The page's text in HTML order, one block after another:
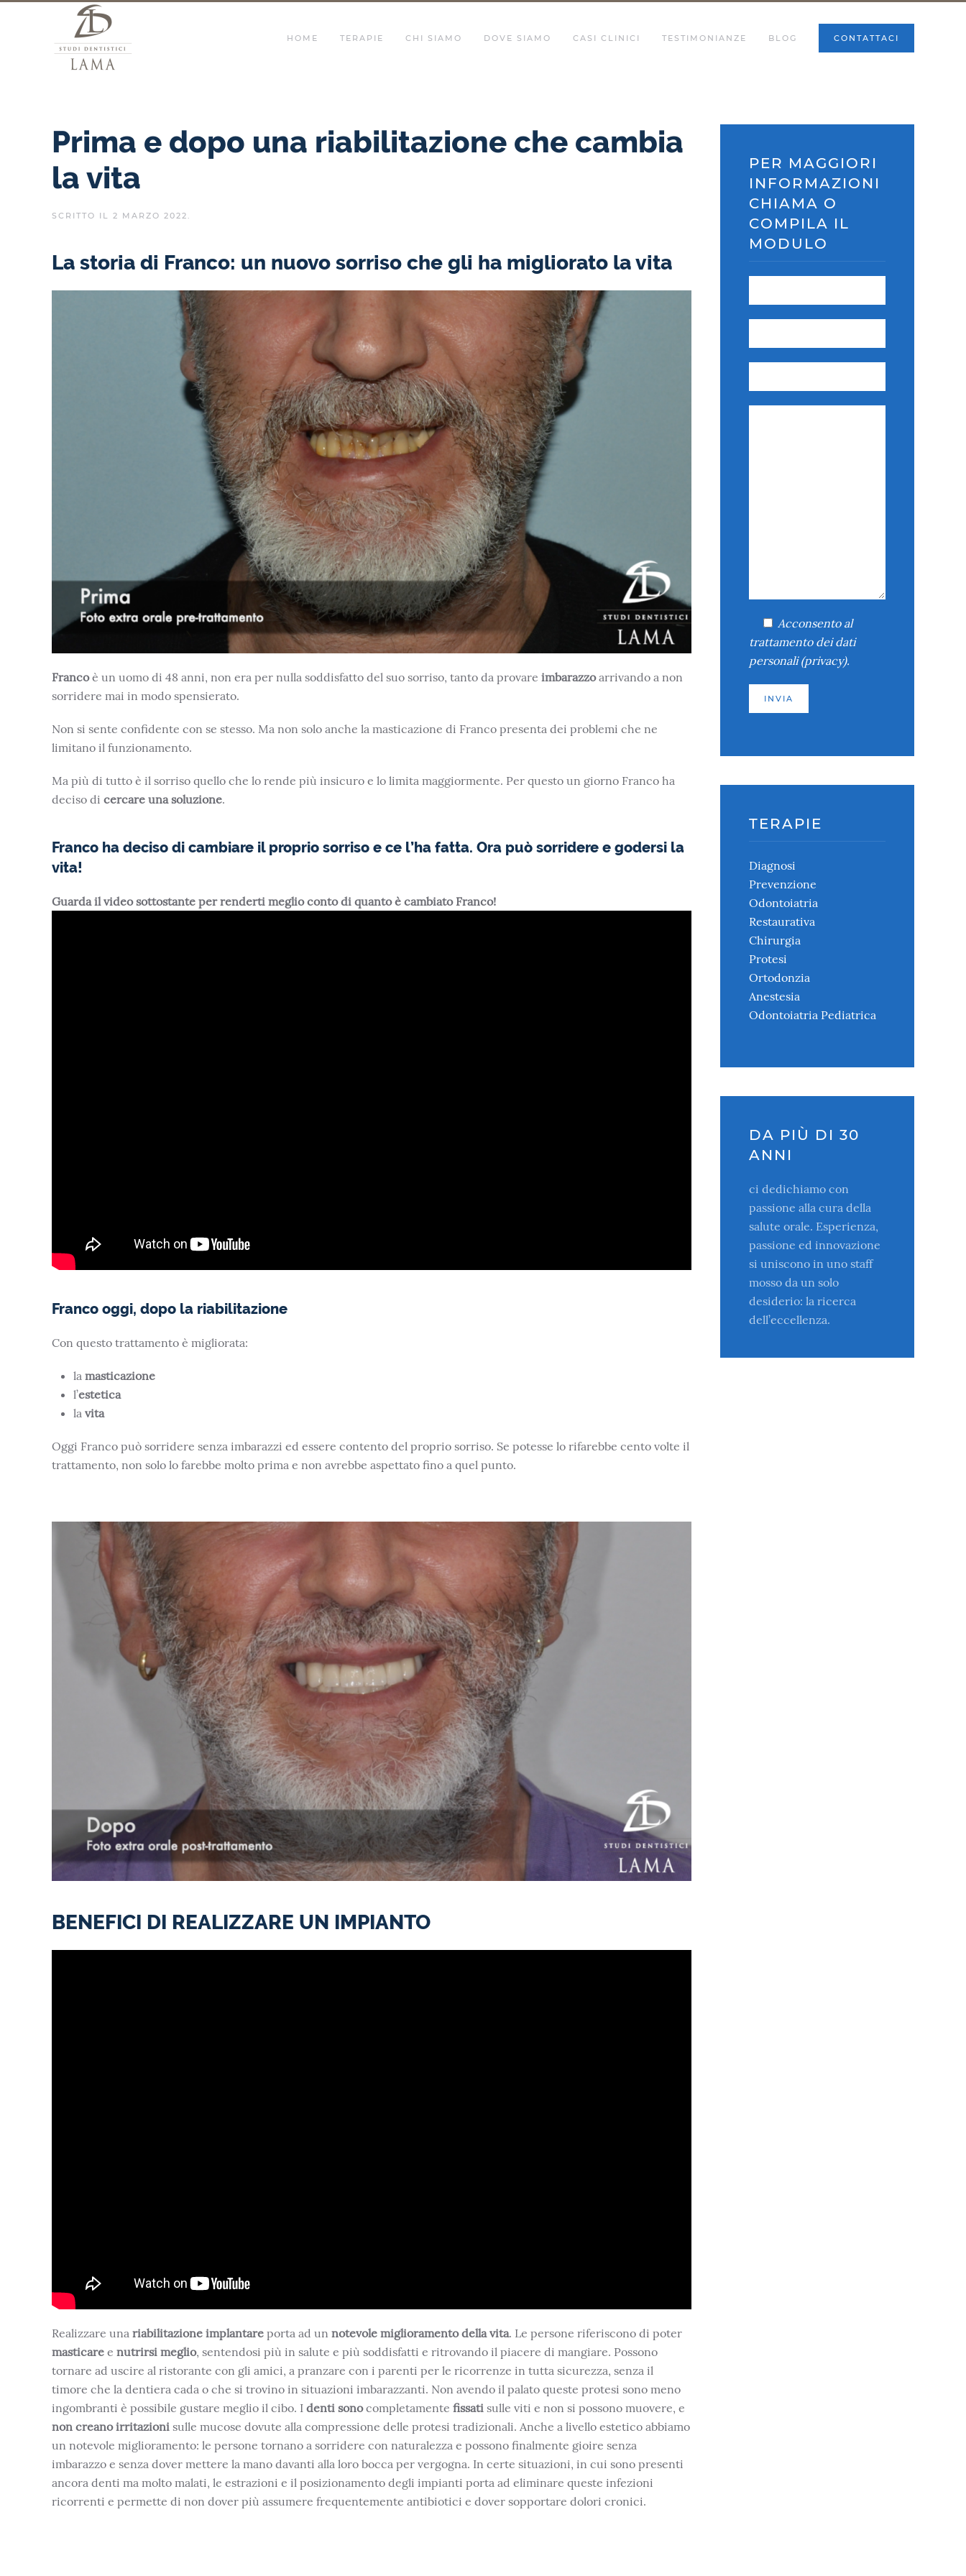
HOME TERAPIE CHI SIAMO DOVE SIAMO CASI CLINICI TESTIMONIANZE BLOG CONTATTACI
Prima e dopo una riabilitazione che cambia
la vita
SCRITTO IL 2 MARZO 2022 .
La storia di Franco: un nuovo sorriso che gli ha migliorato la vita
Francoè un uomo di 48 anni, non era per nulla soddisfatto del suo sorriso, tanto da provare imbarazzoarrivando a non
sorridere mai in modo spensierato.
Non si sente confidente con se stesso. Ma non solo anche la masticazione di Franco presenta dei problemi che ne
limitano il funzionamento.
Ma più di tutto è il sorriso quello che lo rende più insicuro e lo limita maggiormente. Per questo un giorno Franco ha
deciso di cercare una soluzione.
Franco ha deciso di cambiare il proprio sorriso e ce l’ha fatta. Ora può sorridere e godersi la
vita!
Guarda il video sottostante per renderti meglio conto di quanto è cambiato Franco!
Franco oggi, dopo la riabilitazione
Con questo trattamento è migliorata:
la masticazione
l’estetica
la vita
Oggi Franco può sorridere senza imbarazzi ed essere contento del proprio sorriso. Se potesse lo rifarebbe cento volte il
trattamento, non solo lo farebbe molto prima e non avrebbe aspettato fino a quel punto.
BENEFICI DI REALIZZARE UN IMPIANTO
Realizzare una riabilitazione implantare porta ad un notevole miglioramento della vita. Le persone riferiscono di poter
masticare e nutrirsi meglio, sentendosi più in salute e più soddisfatti e ritrovando il piacere di mangiare. Possono
tornare ad uscire al ristorante con gli amici, a pranzare con i parenti per le ricorrenze in tutta sicurezza, senza il
timore che la dentiera cada o che si trovino in situazioni imbarazzanti. Non avendo il palato queste protesi sono meno
ingombranti è possibile gustare meglio il cibo. I denti sonocompletamente fissati sulle viti e non si possono muovere, e
non creano irritazioni sulle mucose dovute alla compressione delle protesi tradizionali. Anche a livello estetico abbiamo
un notevole miglioramento: le persone tornano a sorridere con naturalezza e possono finalmente gioire senza
imbarazzo e senza dover mettere la mano davanti alla loro bocca per vergogna. In certe situazioni, in cui sono presenti
ancora denti ma molto malati, le estrazioni e il posizionamento degli impianti porta ad eliminare queste infezioni
ricorrenti e permette di non dover più assumere frequentemente antibiotici e dover sopportare dolori cronici.
PER MAGGIORI
INFORMAZIONI
CHIAMA O
COMPILA IL
MODULO
Acconsentoal
trattamento dei dati
personali (privacy).
TERAPIE
Diagnosi
Prevenzione
Odontoiatria
Restaurativa
Chirurgia
Protesi
Ortodonzia
Anestesia
Odontoiatria Pediatrica
DA PIÙ DI 30
ANNI
ci dedichiamo con
passione alla cura della
salute orale. Esperienza,
passione ed innovazione
si uniscono in uno staff
mosso da un solo
desiderio: la ricerca
dell’eccellenza.